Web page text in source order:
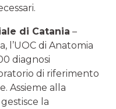
di Catania –
l’UOC di Anatomia
diagnosi
di riferimento
Assieme alla
la